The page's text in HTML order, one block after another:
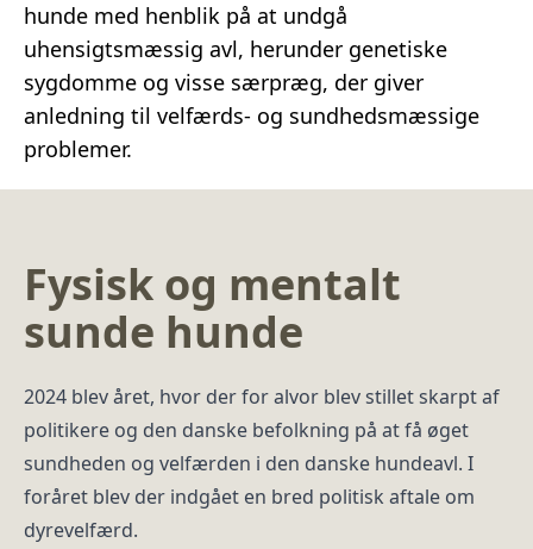
hunde med henblik på at undgå
uhensigtsmæssig avl, herunder genetiske
sygdomme og visse særpræg, der giver
anledning til velfærds- og sundhedsmæssige
problemer.
Fysisk og mentalt
sunde hunde
2024 blev året, hvor der for alvor blev stillet skarpt af
politikere og den danske befolkning på at få øget
sundheden og velfærden i den danske hundeavl. I
foråret blev der indgået en bred politisk aftale om
dyrevelfærd.